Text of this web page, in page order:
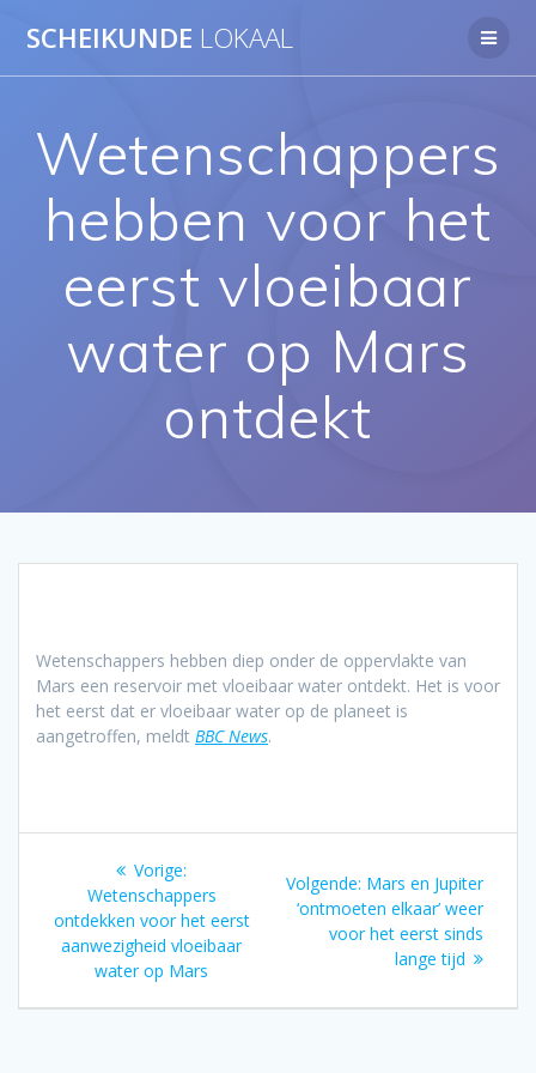
naar
SCHEIKUNDE LOKAAL
Wetenschappers
hebben voor het
eerst vloeibaar
water op Mars
ontdekt
Wetenschappers hebben diep onder de oppervlakte van
Mars een reservoir met vloeibaar water ontdekt. Het is voor
het eerst dat er vloeibaar water op de planeet is
aangetroffen, meldt BBC News.
Bericht
navigatie
Vorige:
bericht:
Wetenschappers
ontdekken voor het eerst
aanwezigheid vloeibaar
water op Mars
Volgende: Volgend
bericht:
Mars en Jupiter
‘ontmoeten elkaar’ weer
voor het eerst sinds
lange tijd